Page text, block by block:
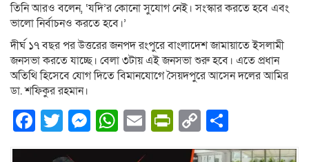
তিনি আরও বলেন, ‘যদি’র কোনো সুযোগ নেই। সংস্কার করতে হবে এবং
ভালো নির্বাচনও করতে হবে।’
দীর্ঘ ১৭ বছর পর উত্তরের জনপদ রংপুরে বাংলাদেশ জামায়াতে ইসলামী
জনসভা করতে যাচ্ছে। বেলা ৩টায় এই জনসভা শুরু হবে। এতে প্রধান
অতিথি হিসেবে যোগ দিতে বিমানযোগে সৈয়দপুরে আসেন দলের আমির
ডা. শফিকুর রহমান।
Facebook
Twitter
Messenger
WhatsApp
EmailPrintFriendly
Copy
Link